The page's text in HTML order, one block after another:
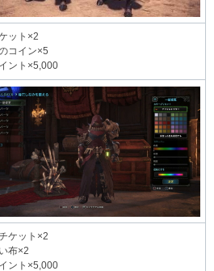
ット×2
コイン×5
ント×5,000
ケット×2
布×2
ント×5,000